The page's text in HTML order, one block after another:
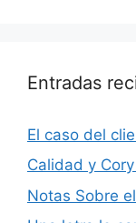
Entradas
El caso del
Calidad y
Notas Sobre